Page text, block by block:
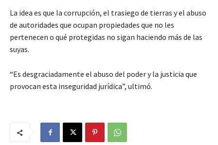
La idea es que la corrupción, el trasiego de tierras y el abuso
de autoridades que ocupan propiedades que no les
pertenecen o qué protegidas no sigan haciendo más de las
suyas.
“Es desgraciadamente el abuso del poder y la justicia que
provocan esta inseguridad jurídica”, ultimó.